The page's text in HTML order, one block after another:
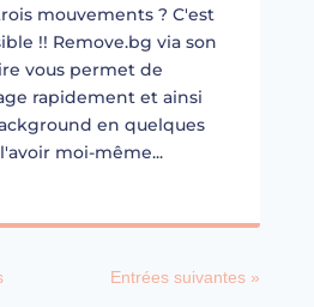
mouvements ? C'est
!! Remove.bg via son
vous permet de
rapidement et ainsi
en quelques
moi-même...
Entrées suivantes »